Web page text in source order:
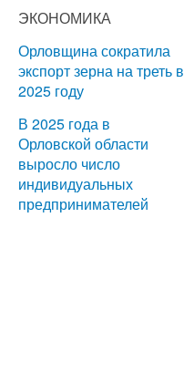
ЭКОНОМИКА
Орловщина сократила
экспорт зерна на треть в
2025 году
В 2025 года в
Орловской области
выросло число
индивидуальных
предпринимателей